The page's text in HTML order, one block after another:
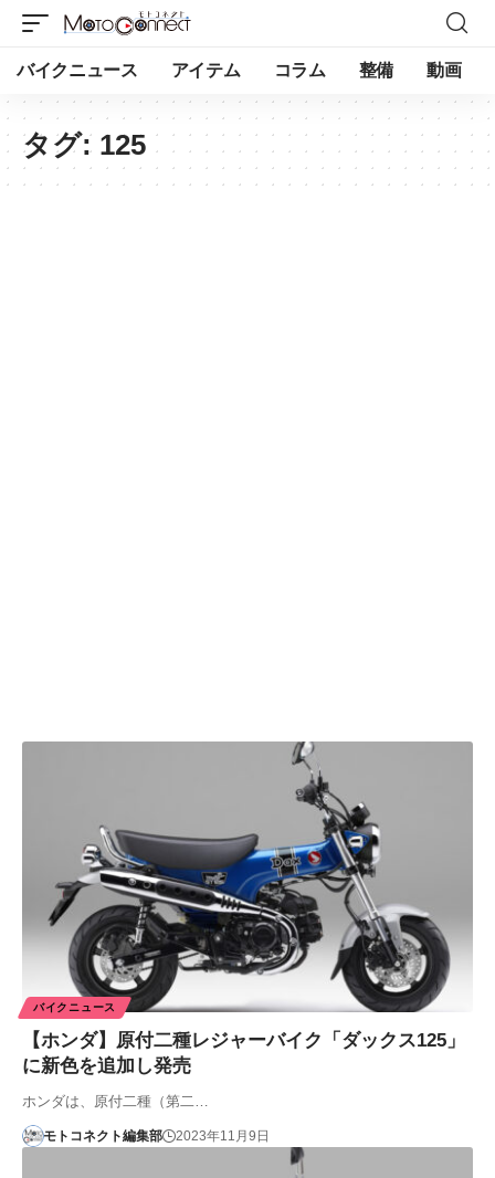
バイクニュース アイテム コラム 整備 動画
タグ: 125
バイクニュース
【ホンダ】原付二種レジャーバイク「ダックス125」
に新色を追加し発売
ホンダは、原付二種（第二…
モトコネクト編集部 2023年11月9日